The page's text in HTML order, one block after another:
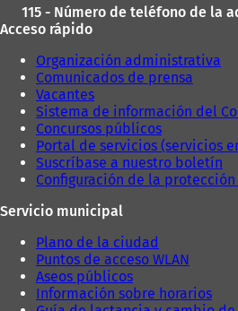
115 - Número de teléfono de la
Acceso rápido
Organización administrativa
Comunicados de prensa
Vacantes
Sistema de información del
Concursos públicos
Portal de servicios (servicios
Suscríbase a nuestro boletín
Configuración de la
Servicio municipal
Plano de la ciudad
Puntos de acceso WLAN
Aseos públicos
Información sobre horarios